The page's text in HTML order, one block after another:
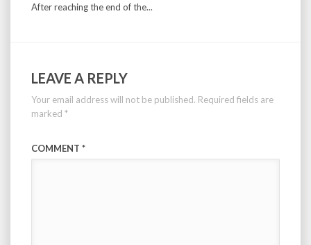
After reaching the end of the...
LEAVE A REPLY
Your email address will not be published. Required fields are
marked *
COMMENT *